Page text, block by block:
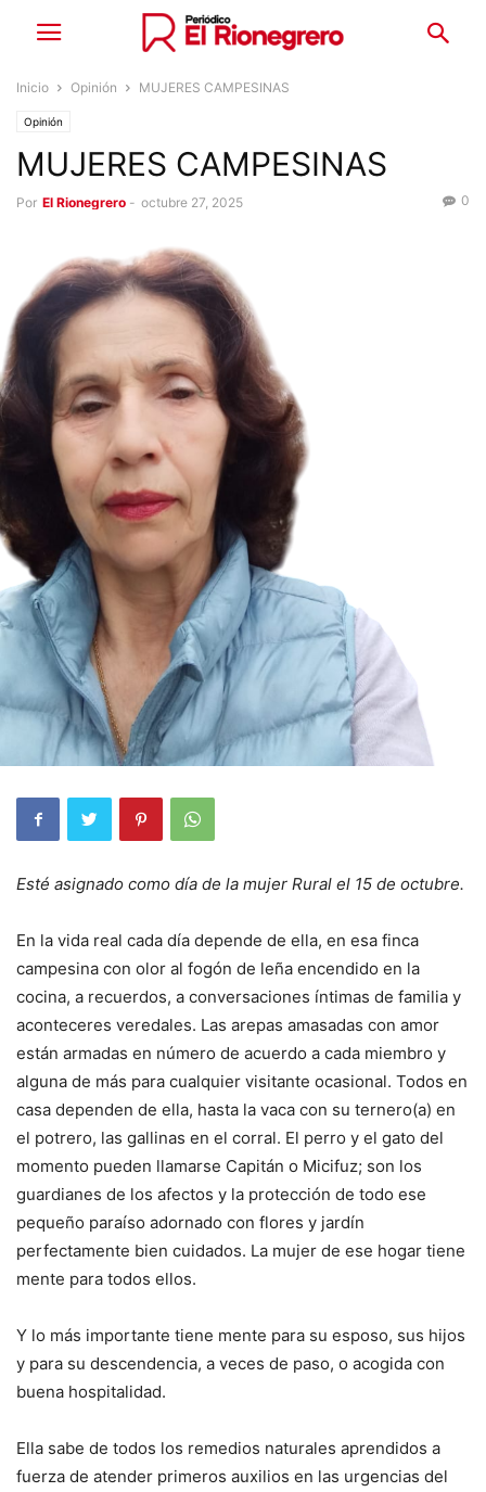
Inicio Opinión MUJERES CAMPESINAS
Opinión
MUJERES CAMPESINAS
Por El Rionegrero - octubre 27, 2025 0
Esté asignado como día de la mujer Rural el 15 de octubre.
En la vida real cada día depende de ella, en esa finca
campesina con olor al fogón de leña encendido en la
cocina, a recuerdos, a conversaciones íntimas de familia y
aconteceres veredales. Las arepas amasadas con amor
están armadas en número de acuerdo a cada miembro y
alguna de más para cualquier visitante ocasional. Todos en
casa dependen de ella, hasta la vaca con su ternero(a) en
el potrero, las gallinas en el corral. El perro y el gato del
momento pueden llamarse Capitán o Micifuz; son los
guardianes de los afectos y la protección de todo ese
pequeño paraíso adornado con flores y jardín
perfectamente bien cuidados. La mujer de ese hogar tiene
mente para todos ellos.
Y lo más importante tiene mente para su esposo, sus hijos
y para su descendencia, a veces de paso, o acogida con
buena hospitalidad.
Ella sabe de todos los remedios naturales aprendidos a
fuerza de atender primeros auxilios en las urgencias del